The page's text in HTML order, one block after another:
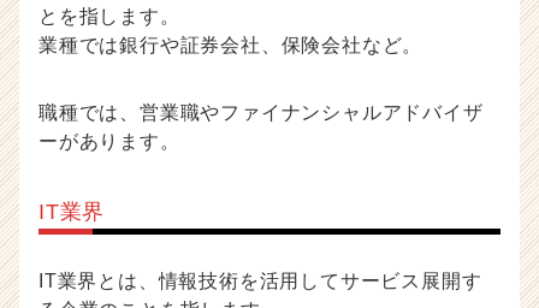
とを指します。
業種では銀行や証券会社、保険会社など。
職種では、営業職やファイナンシャルアドバイザ
ーがあります。
IT業界
IT業界とは、情報技術を活用してサービス展開す